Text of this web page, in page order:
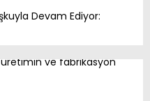
Devam Ediyor: